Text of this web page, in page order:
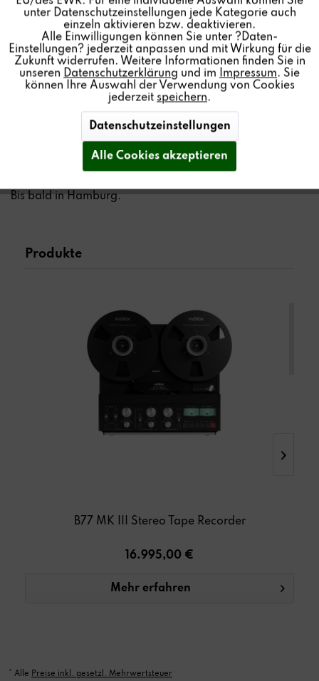
Manufaktur!
Kommen Sie vorbei und genießen Sie ein besonderes
Hörerlebnis: Musik in originaler Studio-Klangqualität –
so wie sie die Künstler im Studio aufgenommen haben.
Nicht verpassen: Spezielle Produktvorführungen
Samstag 11:30 | 13:30 | 15:30 & Sonntag 11:00 |
13:00 | 15:00
Dauer: jeweils 30 Min.
Bis bald in Hamburg.
Produkte
BANDMASCHINEN
B77 MK III Stereo Tape Recorder
16.995,00 €
Mehr erfahren
* Alle Preise inkl. gesetzl. Mehrwertsteuer
unter Datenschutzeinstellungen jede Kategorie auch
einzeln aktivieren bzw. deaktivieren.
Alle Einwilligungen können Sie unter ?Daten-
Einstellungen? jederzeit anpassen und mit Wirkung für die
Zukunft widerrufen. Weitere Informationen finden Sie in
unseren Datenschutzerklärung und im Impressum. Sie
können Ihre Auswahl der Verwendung von Cookies
jederzeit speichern.
Datenschutzeinstellungen
Alle Cookies akzeptieren